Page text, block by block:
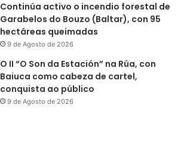
Continúa activo o incendio forestal de
Garabelos do Bouzo (Baltar), con 95
hectáreas queimadas
9 de Agosto de 2026
O II “O Son da Estación” na Rúa, con
Baiuca como cabeza de cartel,
conquista ao público
9 de Agosto de 2026